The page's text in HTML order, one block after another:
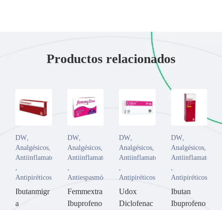
Productos relacionados
DW
Analgésicos
Antiinflamatorios
Antipiréticos
Ibutanmigr
a
DW,
Analgésicos,
Antiinflamatorios
Antiespasmódicos
Femmextra
Ibuprofeno
DW
Analgésicos
Antiinflamatorios
Antipiréticos
Udox
Diclofenac
DW,
Analgésicos,
Antiinflamatorios
Antipiréticos
Ibutan
Ibuprofeno